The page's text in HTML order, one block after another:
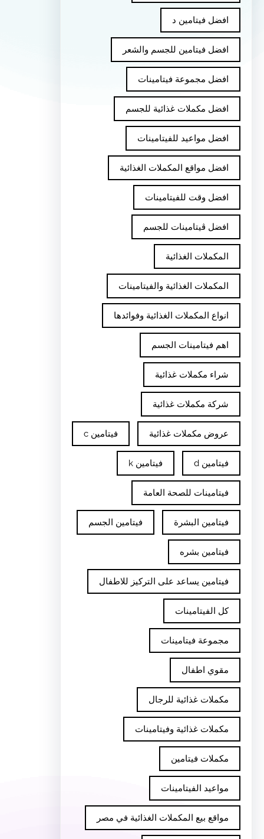
افضل فيتامين د
افضل فيتامين للجسم والشعر
افضل مجموعة فيتامينات
افضل مكملات غذائية للجسم
افضل مواعيد للفيتامينات
افضل مواقع المكملات الغذائية
افضل وقت للفيتامينات
افضل ڤيتامينات للجسم
المكملات الغذائية
المكملات الغذائية والفيتامينات
انواع المكملات الغذائية وفوائدها
اهم فيتامينات الجسم
شراء مكملات غذائية
شركة مكملات غذائية
عروض مكملات غذائية فيتامين c
فيتامين d فيتامين k
فيتامينات للصحة العامة
فيتامين البشرة فيتامين الجسم
فيتامين بشره
فيتامين يساعد على التركيز للاطفال
كل الفيتامينات
مجموعة فيتامينات
مقوي اطفال
مكملات غذائية للرجال
مكملات غذائية وفيتامينات
مكملات فيتامين
مواعيد الفيتامينات
مواقع بيع المكملات الغذائية في مصر